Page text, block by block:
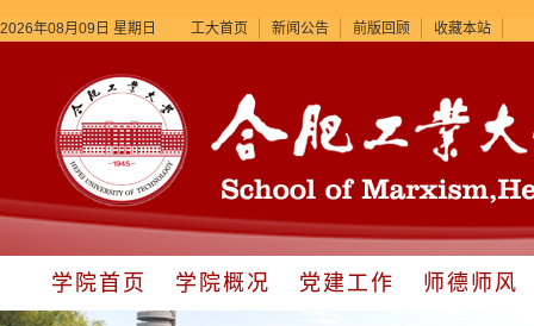
2026年08月09日 星期日 工大首页 新闻公告 前版回顾 收藏本站
学院首页 学院概况 党建工作 师德师风